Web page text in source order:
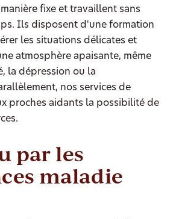
fixe et travaillent sans
Ils disposent d'une formation
les situations délicates et
atmosphère apaisante, même
la dépression ou la
nos services de
proches aidants la possibilité de
par les
maladie